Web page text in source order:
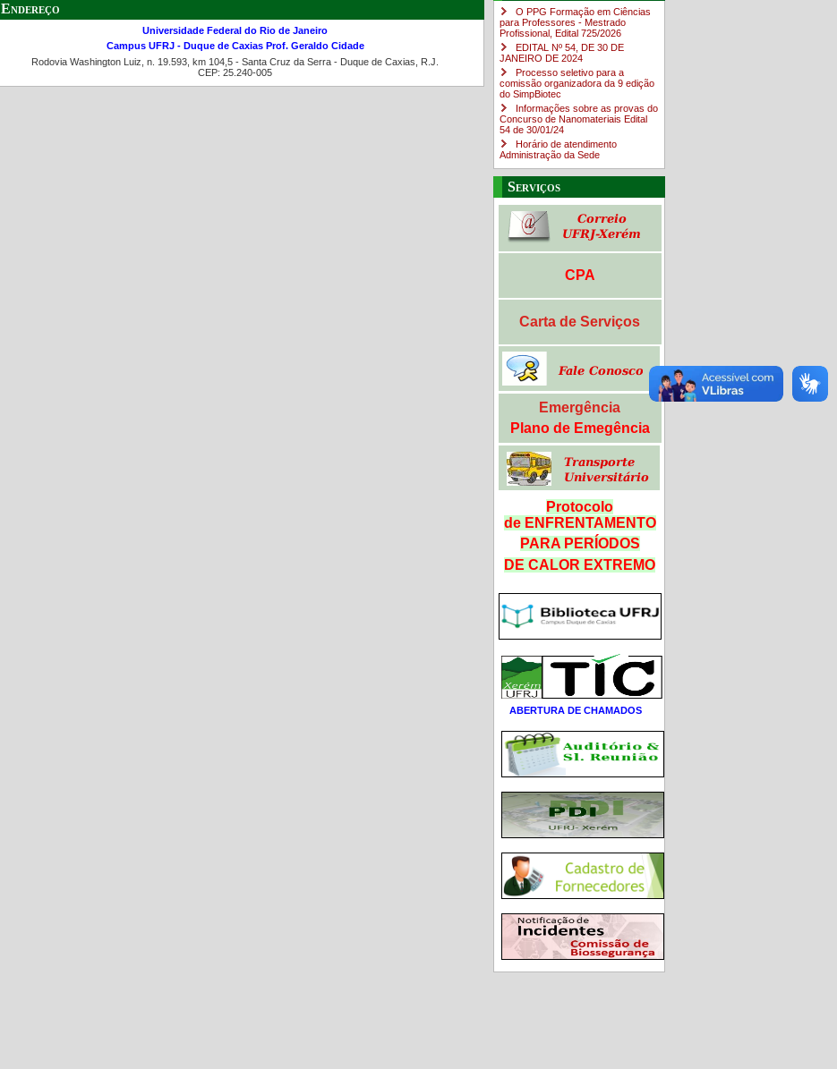
Endereço
Universidade Federal do Rio de Janeiro
Campus UFRJ - Duque de Caxias Prof. Geraldo Cidade
Rodovia Washington Luiz, n. 19.593, km 104,5 - Santa Cruz da Serra - Duque de Caxias, R.J.
CEP: 25.240-005
O PPG Formação em Ciências
para Professores - Mestrado
Profissional, Edital ​725/202​6
EDITAL Nº 54, DE 30 DE
JANEIRO DE 2024
Processo seletivo para a
comissão organizadora da 9 edição
do SimpBiotec
Informações sobre as provas do
Concurso de Nanomateriais Edital
54 de 30/01/24
Horário de atendimento
Administração da Sede
Serviços
CPA
Carta de Serviços
Emergência
Plano de Emegência
Protocolo
de ENFRENTAMENTO
PARA PERÍODOS
DE CALOR EXTREMO
ABERTURA DE CHAMADOS